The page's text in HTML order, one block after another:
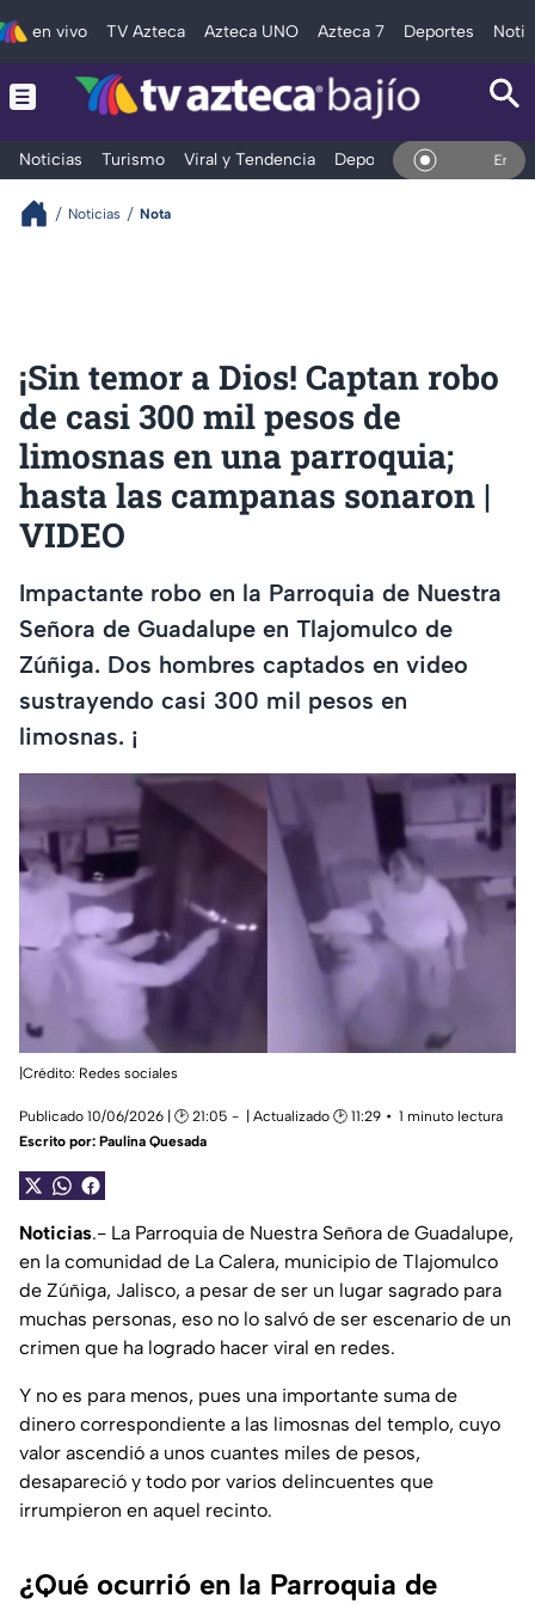
en vivo TV Azteca Azteca UNO Azteca 7 Deportes
Noticias Turismo Viral y Tendencia Deportes Espectáculos
En Vivo
Noticias Nota
¡Sin temor a Dios! Captan robo
de casi 300 mil pesos de
limosnas en una parroquia;
hasta las campanas sonaron |
VIDEO
Impactante robo en la Parroquia de Nuestra
Señora de Guadalupe en Tlajomulco de
Zúñiga. Dos hombres captados en video
sustrayendo casi 300 mil pesos en
limosnas. ¡
|Crédito: Redes sociales
Publicado 10/06/2026 | 🕑 21:05 | Actualizado 🕑 11:29
1 minuto lectura
Escrito por: Paulina Quesada
Noticias.- La Parroquia de Nuestra Señora de Guadalupe,
en la comunidad de La Calera, municipio de Tlajomulco
de Zúñiga, Jalisco, a pesar de ser un lugar sagrado para
muchas personas, eso no lo salvó de ser escenario de un
crimen que ha logrado hacer viral en redes.
Y no es para menos, pues una importante suma de
dinero correspondiente a las limosnas del templo, cuyo
valor ascendió a unos cuantes miles de pesos,
desapareció y todo por varios delincuentes que
irrumpieron en aquel recinto.
¿Qué ocurrió en la Parroquia de